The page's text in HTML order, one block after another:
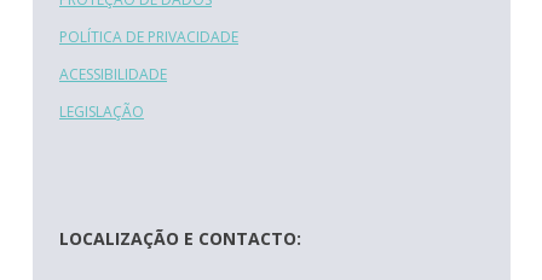
POLÍTICA DE PRIVACIDADE
ACESSIBILIDADE
LEGISLAÇÃO
LOCALIZAÇÃO E CONTACTO: